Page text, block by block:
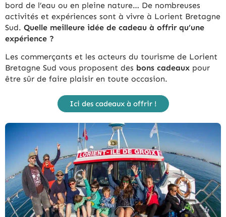
bord de l’eau ou en pleine nature… De nombreuses
activités et expériences sont à vivre à Lorient Bretagne
Sud. Quelle meilleure idée de cadeau à offrir qu’une
expérience ?
Les commerçants et les acteurs du tourisme de Lorient
Bretagne Sud vous proposent des bons cadeaux pour
être sûr de faire plaisir en toute occasion.
Ici des cadeaux à offrir !